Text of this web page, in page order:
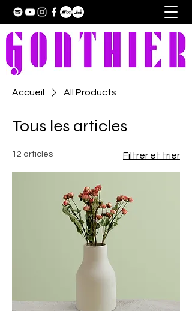
Accueil All Products
Tous les articles
12 articles Filtrer et trier